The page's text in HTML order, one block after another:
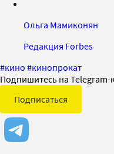
Ольга Мамиконян
Редакция Forbes
#кино #кинопрокат
Подпишитесь на Telegram-
Подписаться